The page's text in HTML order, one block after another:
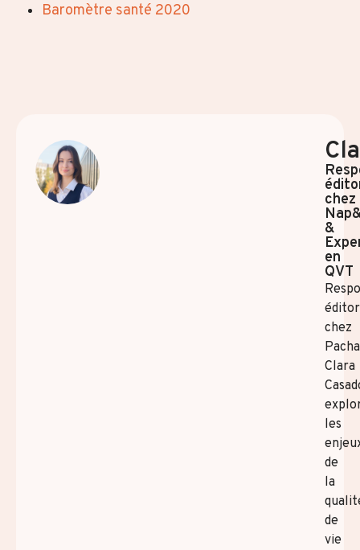
Baromètre santé 2020
chez
&
en
QVT
chez
Clara
les
de
la
de
vie